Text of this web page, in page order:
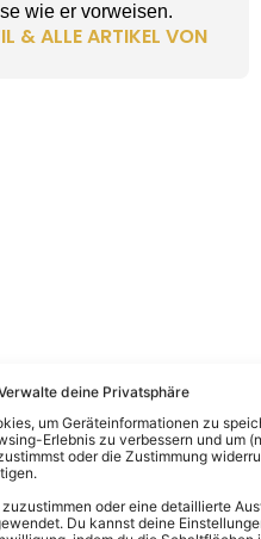
deine Privatsphäre
um Geräteinformationen zu
Erlebnis zu verbessern und um
oder die Zustimmung
oder eine detaillierte
Du kannst deine
wie er vorweisen.
& ALLE ARTIKEL VON